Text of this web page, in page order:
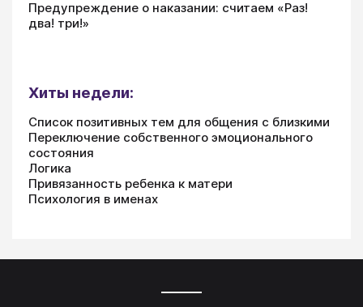
Предупреждение о наказании: считаем «Раз!
два! три!»
Хиты недели:
Список позитивных тем для общения с близкими
Переключение собственного эмоционального
состояния
Логика
Привязанность ребенка к матери
Психология в именах